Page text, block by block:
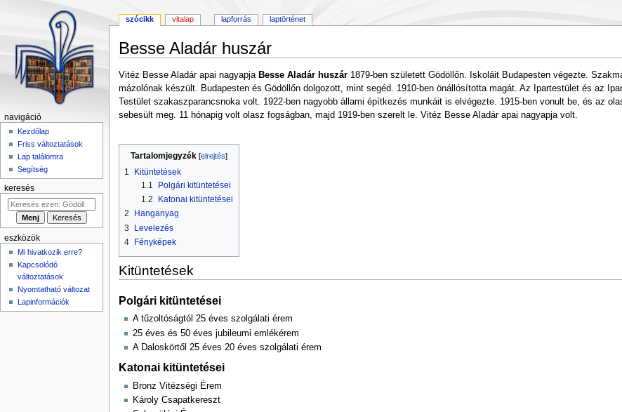
Besse Aladár huszár
Ugrás
a
navigációhoz
Ugrás
a
kereséshez
Vitéz Besse Aladár apai nagyapja Besse Aladár huszár1879-ben született Gödöllőn. Iskoláit Budapesten végezte.
mázolónak készült. Budapesten és Gödöllőn dolgozott, mint segéd. 1910-ben önállósította magát. Az Ipartestület és az
Testület szakaszparancsnoka volt. 1922-ben nagyobb állami építkezés munkáit is elvégezte. 1915-ben vonult be, és az
sebesült meg. 11 hónapig volt olasz fogságban, majd 1919-ben szerelt le. Vitéz Besse Aladár apai nagyapja volt.
Tartalomjegyzék
1
Kitüntetések
1.1
Polgári kitüntetései
1.2
Katonai kitüntetései
2
Hanganyag
3
Levelezés
4 Fényképek
Kitüntetések
Polgári kitüntetései
A tűzoltóságtól 25 éves szolgálati érem
25 éves és 50 éves jubileumi emlékérem
A Daloskörtől 25 éves 20 éves szolgálati érem
Katonai kitüntetései
Bronz Vitézségi Érem
Károly Csapatkereszt
szócikk vitalap lapforrás laptörténet
navigáció
Kezdőlap
Friss változtatások
Lap találomra
Segítség
keresés
eszközök
Mi hivatkozik erre?
Kapcsolódó
változtatások
Nyomtatható változat
Lapinformációk